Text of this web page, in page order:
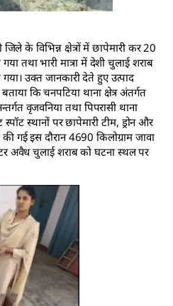
के विभिन्न क्षेत्रों में छापेमारी कर 20
तथा भारी मात्रा में देशी चुलाई शराब
गया। उक्त जानकारी देते हुए उत्पाद
कि चनपटिया थाना क्षेत्र अंतर्गत
वृजवनिया तथा पिपरासी थाना
स्थानों पर छापेमारी टीम, ड्रोन और
गई इस दौरान 4690 किलोग्राम जावा
अवैध चुलाई शराब को घटना स्थल पर